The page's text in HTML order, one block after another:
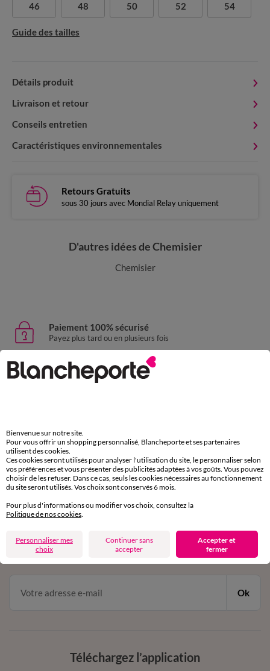
46 48 50 52 54
Guide des tailles
Détails produit
Livraison et retour
Conseils entretien
Caractéristiques environnementales
Retours Gratuits
sous 30 jours avec Mondial Relay uniquement
D'autres idées de Chemisier
Chemisier
Paiement 100% sécurisé
Payez plus tard ou en plusieurs fois
Livraison express
domicile, relais, consignes automatiques
Service clients
par chat et par téléphone
de 8h00 à 20h00 du lundi au samedi
en vous inscrivant à la newsletter
dès 20€ d’achat
conditions dans votre email de confirmation
Ok
Téléchargez l’application
Bienvenue sur notre site.
Pour vous offrir un shopping personnalisé, Blancheporte et ses partenaires
utilisent des cookies.
Ces cookies seront utilisés pour analyser l'utilisation du site, le personnaliser selon
vos préférences et vous présenter des publicités adaptées à vos goûts. Vous pouvez
choisir de les refuser. Dans ce cas, seuls les cookies nécessaires au fonctionnement
du site seront utilisés. Vos choix sont conservés 6 mois.
Pour plus d'informations ou modifier vos choix, consultez la
Politique de nos cookies.
Personnaliser mes
choix
Continuer sans
accepter
Accepter et
fermer